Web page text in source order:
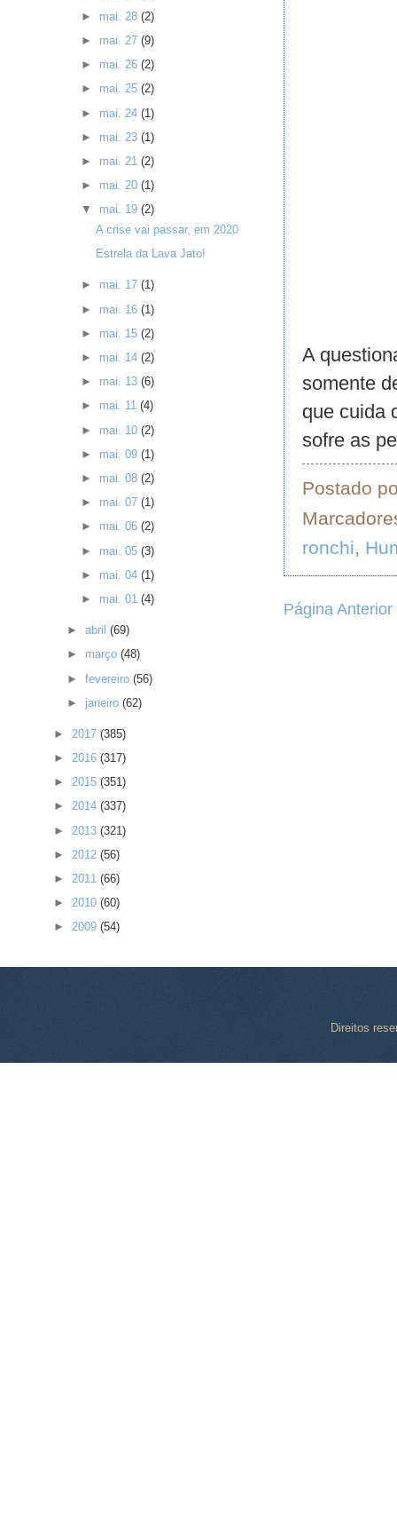
A
somente
que cuida
sofre as
Postado
ronchi,
Página Anterior
► mai. 28 (2)
► mai. 27 (9)
► mai. 26 (2)
► mai. 25 (2)
► mai. 24 (1)
► mai. 23 (1)
► mai. 21 (2)
► mai. 20 (1)
▼ mai. 19 (2)
A crise vai passar, em 2020
Estrela da Lava Jato!
► mai. 17 (1)
► mai. 16 (1)
► mai. 15 (2)
► mai. 14 (2)
► mai. 13 (6)
► mai. 11 (4)
► mai. 10 (2)
► mai. 09 (1)
► mai. 08 (2)
► mai. 07 (1)
► mai. 06 (2)
► mai. 05 (3)
► mai. 04 (1)
► mai. 01 (4)
►abril(69)
► março(48)
►fevereiro(56)
► janeiro(62)
► 2017 (385)
► 2016 (317)
► 2015 (351)
► 2014 (337)
► 2013 (321)
► 2012 (56)
► 2011 (66)
► 2010 (60)
► 2009 (54)
Direitos